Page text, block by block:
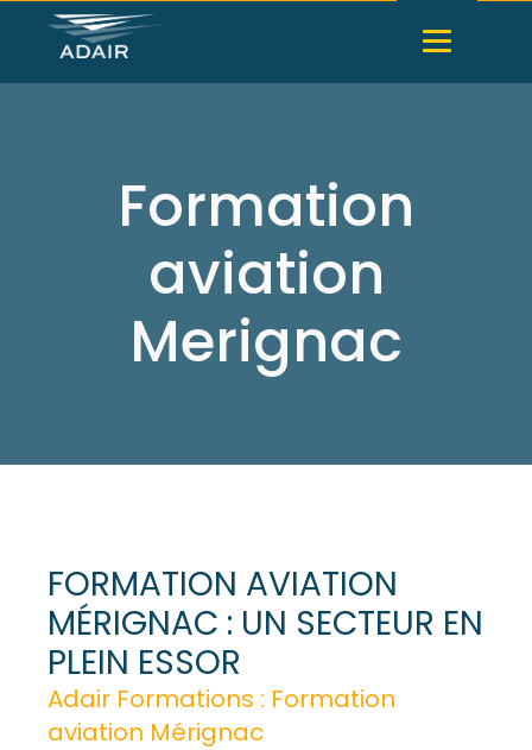
Formation
aviation
Merignac
FORMATION AVIATION
MÉRIGNAC : UN SECTEUR EN
PLEIN ESSOR
Adair Formations : Formation
aviation Mérignac